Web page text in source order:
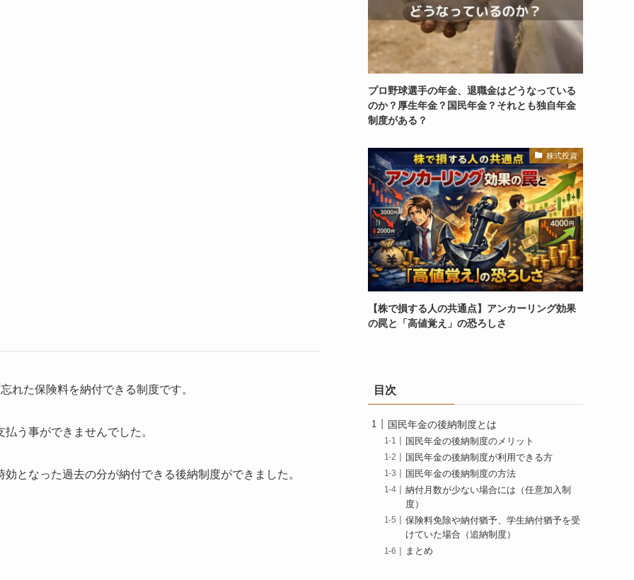
れた保険料を納付できる制度です。
う事ができませんでした。
となった過去の分が納付できる後納制度ができました。
プロ野球選手の年金、退職金はどうなっている
のか？厚生年金？国民年金？それとも独自年金
制度がある？
株式投資
【株で損する人の共通点】アンカーリング効果
の罠と「高値覚え」の恐ろしさ
目次
国民年金の後納制度とは
国民年金の後納制度のメリット
国民年金の後納制度が利用できる方
国民年金の後納制度の方法
納付月数が少ない場合には（任意加入制
度）
保険料免除や納付猶予、学生納付猶予を受
けていた場合（追納制度）
まとめ